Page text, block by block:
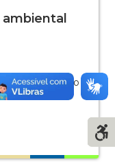
a destinação